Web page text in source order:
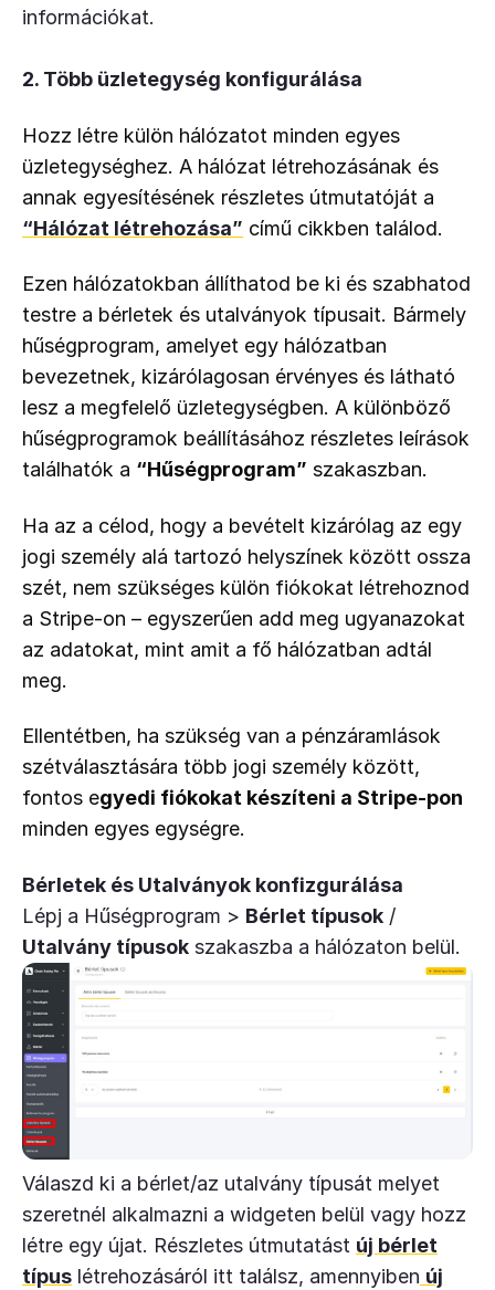
információkat.
2. Több üzletegység konfigurálása
Hozz létre külön hálózatot minden egyes
üzletegységhez. A hálózat létrehozásának és
“Hálózat létrehozása” című cikkben találod.
Ezen hálózatokban állíthatod be ki és szabhatod
testre a bérletek és utalványok típusait. Bármely
hűségprogram, amelyet egy hálózatban
bevezetnek, kizárólagosan érvényes és látható
lesz a megfelelő üzletegységben. A különböző
hűségprogramok beállításához részletes leírások
találhatók a “Hűségprogram” szakaszban.
Ha az a célod, hogy a bevételt kizárólag az egy
jogi személy alá tartozó helyszínek között ossza
szét, nem szükséges külön fiókokat létrehoznod
a Stripe-on – egyszerűen add meg ugyanazokat
az adatokat, mint amit a fő hálózatban adtál
meg.
Ellentétben, ha szükség van a pénzáramlások
szétválasztására több jogi személy között,
fontos egyedi fiókokat készíteni a Stripe-pon
minden egyes egységre.
Bérletek és Utalványok konfizgurálása
Lépj a Hűségprogram > Bérlet típusok /
Utalvány típusok szakaszba a hálózaton belül.
Válaszd ki a bérlet/az utalvány típusát melyet
szeretnél alkalmazni a widgeten belül vagy hozz
létre egy újat. Részletes útmutatást új bérlet
típus létrehozásáról itt találsz, amennyiben új